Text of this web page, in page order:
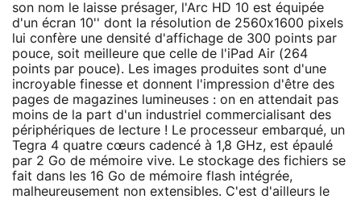
son nom le laisse présager, l'Arc HD 10 est équipée
d'un écran 10'' dont la résolution de 2560x1600 pixels
lui confère une densité d'affichage de 300 points par
pouce, soit meilleure que celle de l'iPad Air (264
points par pouce). Les images produites sont d'une
incroyable finesse et donnent l'impression d'être des
pages de magazines lumineuses : on en attendait pas
moins de la part d'un industriel commercialisant des
périphériques de lecture ! Le processeur embarqué, un
Tegra 4 quatre cœurs cadencé à 1,8 GHz, est épaulé
par 2 Go de mémoire vive. Le stockage des fichiers se
fait dans les 16 Go de mémoire flash intégrée,
malheureusement non extensibles. C'est d'ailleurs le